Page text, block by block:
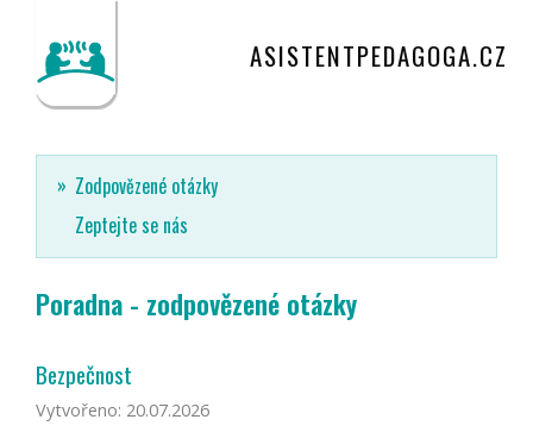
ASISTENTPEDAGOGA.CZ
Zodpovězené otázky
Zeptejte se nás
Poradna - zodpovězené otázky
Bezpečnost
Vytvořeno: 20.07.2026